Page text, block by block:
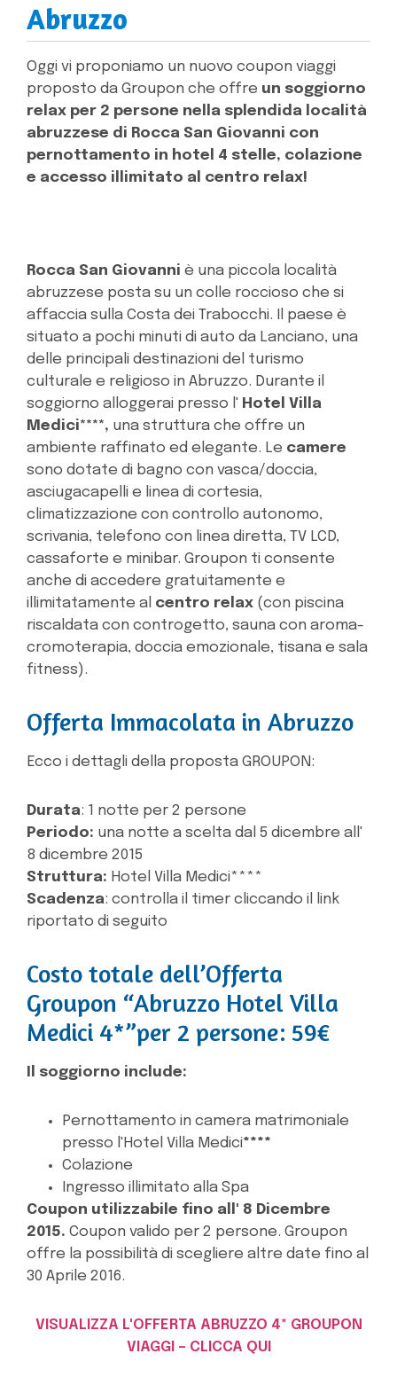
Abruzzo
Oggi vi proponiamo un nuovo coupon viaggi
proposto da Groupon che offre un soggiorno
relax per 2 persone nella splendida località
abruzzese di Rocca San Giovanni con
pernottamento in hotel 4 stelle, colazione
e accesso illimitato al centro relax!
Rocca San Giovanni è una piccola località
abruzzese posta su un colle roccioso che si
affaccia sulla Costa dei Trabocchi. Il paese è
situato a pochi minuti di auto da Lanciano, una
delle principali destinazioni del turismo
culturale e religioso in Abruzzo. Durante il
soggiorno alloggerai presso l' Hotel Villa
Medici****, una struttura che offre un
ambiente raffinato ed elegante. Le camere
sono dotate di bagno con vasca/doccia,
asciugacapelli e linea di cortesia,
climatizzazione con controllo autonomo,
scrivania, telefono con linea diretta, TV LCD,
cassaforte e minibar. Groupon ti consente
anche di accedere gratuitamente e
illimitatamente al centro relax (con piscina
riscaldata con controgetto, sauna con aroma-
cromoterapia, doccia emozionale, tisana e sala
fitness).
Offerta Immacolata in Abruzzo
Ecco i dettagli della proposta GROUPON:
Durata: 1 notte per 2 persone
Periodo: una notte a scelta dal 5 dicembre all'
8 dicembre 2015
Struttura: Hotel Villa Medici****
Scadenza: controlla il timer cliccando il link
riportato di seguito
Costo totale dell’Offerta
Groupon “Abruzzo Hotel Villa
Medici 4*”per 2 persone: 59€
Il soggiorno include:
Pernottamento in camera matrimoniale
presso l'Hotel Villa Medici****
Colazione
Ingresso illimitato alla Spa
Coupon utilizzabile fino all' 8 Dicembre
2015. Coupon valido per 2 persone. Groupon
offre la possibilità di scegliere altre date fino al
30 Aprile 2016.
VISUALIZZA L'OFFERTA ABRUZZO 4* GROUPON
VIAGGI – CLICCA QUI